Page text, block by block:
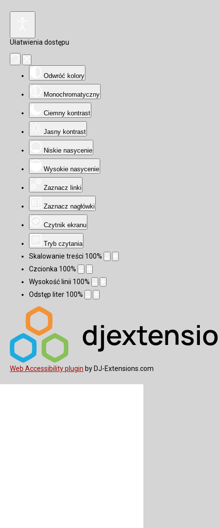
Ułatwienia dostępu
Odwróć kolory
Monochromatyczny
Ciemny kontrast
Jasny kontrast
Niskie nasycenie
Wysokie nasycenie
Zaznacz linki
Zaznacz nagłówki
Czytnik ekranu
Tryb czytania
Skalowanie treści 100%
Czcionka 100%
Wysokość linii 100%
Odstęp liter 100%
Web Accessibility plugin by DJ-Extensions.com